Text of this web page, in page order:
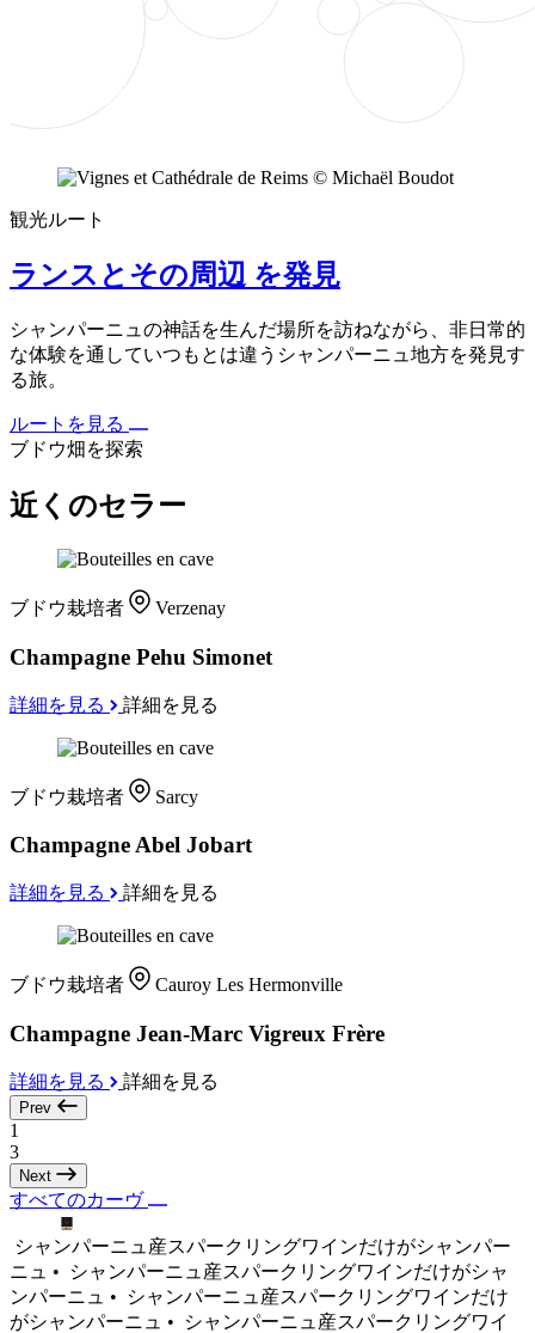
観光ルート
ランスとその周辺 を発見
シャンパーニュの神話を生んだ場所を訪ねながら、非日常的
な体験を通していつもとは違うシャンパーニュ地方を発見す
る旅。
ルートを見る
ブドウ畑を探索
近くのセラー
ブドウ栽培者 Verzenay
Champagne Pehu Simonet
詳細を見る 詳細を見る
ブドウ栽培者 Sarcy
Champagne Abel Jobart
詳細を見る 詳細を見る
ブドウ栽培者 Cauroy Les Hermonville
Champagne Jean-Marc Vigreux Frère
詳細を見る 詳細を見る
Prev
1
3
Next
すべてのカーヴ
シャンパーニュ産スパークリングワインだけがシャンパー
ニュ •
シャンパーニュ産スパークリングワインだけがシャ
ンパーニュ •
シャンパーニュ産スパークリングワインだけ
がシャンパーニュ •
シャンパーニュ産スパークリングワイ